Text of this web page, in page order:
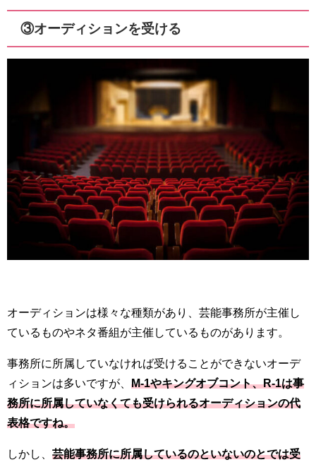
③オーディションを受ける
オーディションは様々な種類があり、芸能事務所が主催し
ているものやネタ番組が主催しているものがあります。
事務所に所属していなければ受けることができないオーデ
ィションは多いですが、 M-1やキングオブコント、R-1は事
務所に所属していなくても受けられるオーディションの代
表格ですね。
しかし、 芸能事務所に所属しているのといないのとでは受